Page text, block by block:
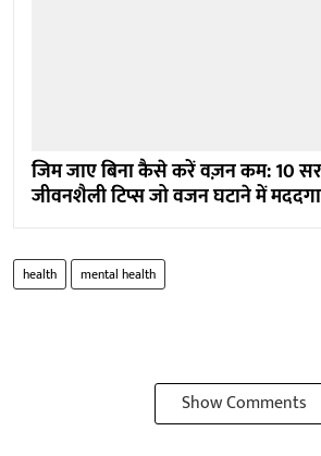
जिम जाए बिना कैसे करें वज़न कम: 10
जीवनशैली टिप्स जो वजन घटाने में
health mental health
Show Comments